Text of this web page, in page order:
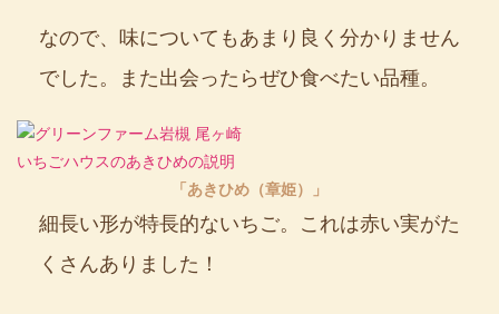
なので、味についてもあまり良く分かりません
でした。また出会ったらぜひ食べたい品種。
「あきひめ（章姫）」
細長い形が特長的ないちご。これは赤い実がた
くさんありました！